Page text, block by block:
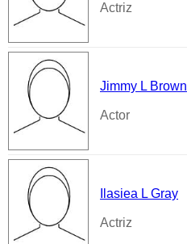
Actriz
Jimmy L Brown
Actor
Ilasiea L Gray
Actriz